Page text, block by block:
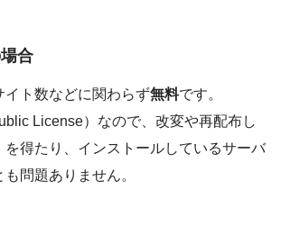
合
イト数などに関わらず無料です。
License）なので、改変や再配布し
を得たり、インストールしているサーバ
問題ありません。